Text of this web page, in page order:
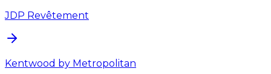
JDP Revêtement
Kentwood by Metropolitan